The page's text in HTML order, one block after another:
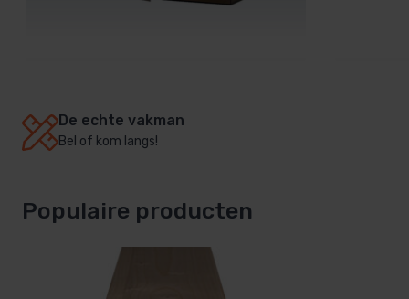
Groot assortiment
Meer dan 2.500 producten
Populaire producten